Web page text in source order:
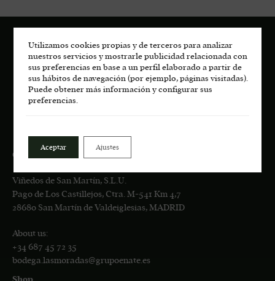
CONTACT
Viñedos de San Martín, S.L.U.
Pago de Los Castillejos, Ctra. M-541 Km 4,7
28680 San Martín de Valdeiglesias, MADRID
About us:
+34 687 45 72 35
bodega.lasmoradas@grupoenate.es
Utilizamos cookies propias y de terceros para analizar
nuestros servicios y mostrarle publicidad relacionada con
sus preferencias en base a un perfil elaborado a partir de
sus hábitos de navegación (por ejemplo, páginas visitadas).
Puede obtener más información y configurar sus
preferencias.
Aceptar Ajustes